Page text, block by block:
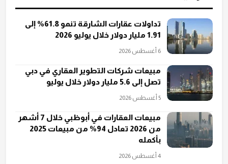
تداولات عقارات الشارقة تنمو 61.8% إلى
1.91 مليار دولار خلال يوليو 2026
6 أغسطس 2026
مبيعات شركات التطوير العقاري في دبي
تصل إلى 5.6 مليار دولار خلال يوليو
5 أغسطس 2026
مبيعات العقارات في أبوظبي خلال 7 أشهر
من 2026 تعادل 94% من مبيعات 2025
بأكمله
4 أغسطس 2026